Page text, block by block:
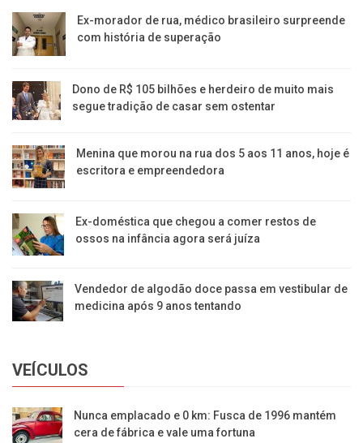
Ex-morador de rua, médico brasileiro surpreende
com história de superação
Dono de R$ 105 bilhões e herdeiro de muito mais
segue tradição de casar sem ostentar
Menina que morou na rua dos 5 aos 11 anos, hoje é
escritora e empreendedora
Ex-doméstica que chegou a comer restos de
ossos na infância agora será juíza
Vendedor de algodão doce passa em vestibular de
medicina após 9 anos tentando
VEÍCULOS
Nunca emplacado e 0 km: Fusca de 1996 mantém
cera de fábrica e vale uma fortuna